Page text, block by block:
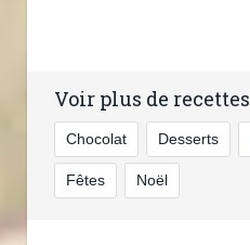
Voir plus de recettes
Chocolat Desserts
Fêtes Noël